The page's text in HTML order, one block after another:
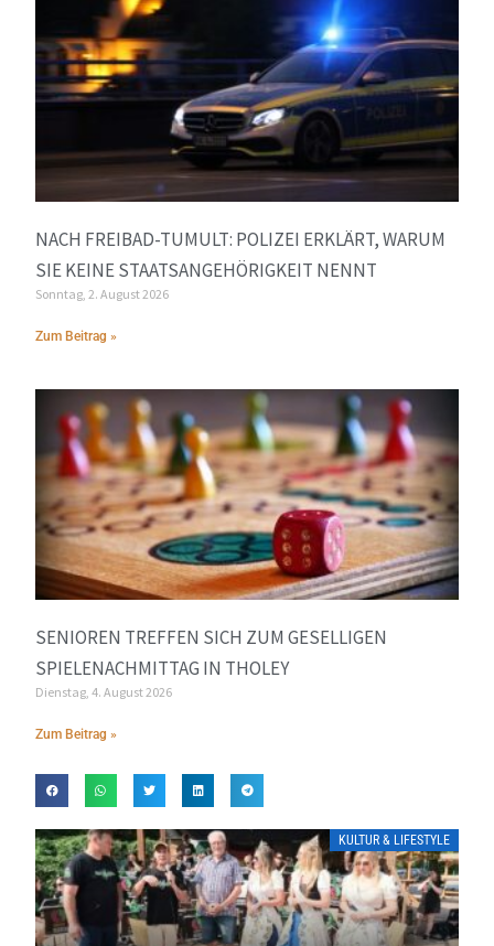
NACH FREIBAD-TUMULT: POLIZEI ERKLÄRT, WARUM
SIE KEINE STAATSANGEHÖRIGKEIT NENNT
Sonntag, 2. August 2026
Zum Beitrag »
SENIOREN TREFFEN SICH ZUM GESELLIGEN
SPIELENACHMITTAG IN THOLEY
Dienstag, 4. August 2026
Zum Beitrag »
KULTUR & LIFESTYLE